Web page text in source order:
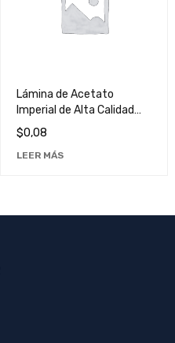
Lámina de Acetato
Imperial de Alta Calidad
para Fotocopias -
Transparente y Duradera
$0,08
LEER MÁS